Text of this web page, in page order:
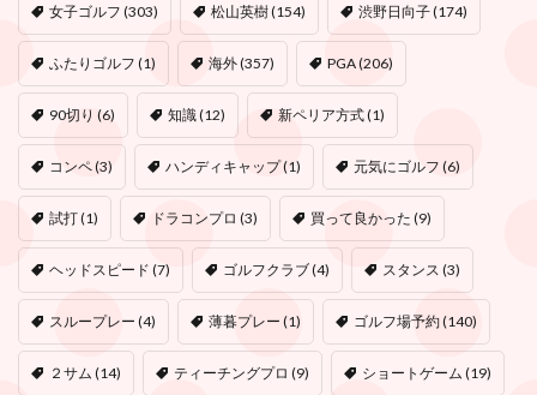
女子ゴルフ (303) 松山英樹(154) 渋野日向子(174)
ふたりゴルフ (1) 海外(357) PGA(206)
90切り (6) 知識(12) 新ペリア方式(1)
コンペ(3) ハンディキャップ(1) 元気にゴルフ (6)
試打(1) ドラコンプロ (3) 買って良かった (9)
ヘッドスピード (7) ゴルフクラブ(4) スタンス (3)
スループレー (4) 薄暮プレー (1) ゴルフ場予約(140)
２サム (14) ティーチングプロ (9) ショートゲーム (19)